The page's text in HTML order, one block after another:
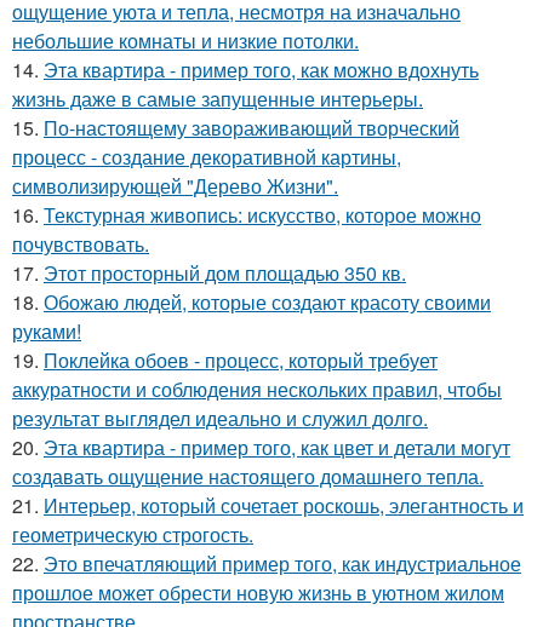
ощущение уюта и тепла, несмотря на изначально
небольшие комнаты и низкие потолки.
14. Эта квартира - пример того, как можно вдохнуть
жизнь даже в самые запущенные интерьеры.
15. По-настоящему завораживающий творческий
процесс - создание декоративной картины,
символизирующей "Дерево Жизни".
16. Текстурная живопись: искусство, которое можно
почувствовать.
17. Этот просторный дом площадью 350 кв.
18. Обожаю людей, которые создают красоту своими
руками!
19. Поклейка обоев - процесс, который требует
аккуратности и соблюдения нескольких правил, чтобы
результат выглядел идеально и служил долго.
20. Эта квартира - пример того, как цвет и детали могут
создавать ощущение настоящего домашнего тепла.
21. Интерьер, который сочетает роскошь, элегантность и
геометрическую строгость.
22. Это впечатляющий пример того, как индустриальное
прошлое может обрести новую жизнь в уютном жилом